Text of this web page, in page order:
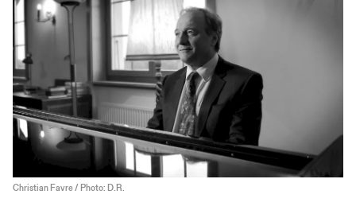
Christian Favre / Photo: D.R.